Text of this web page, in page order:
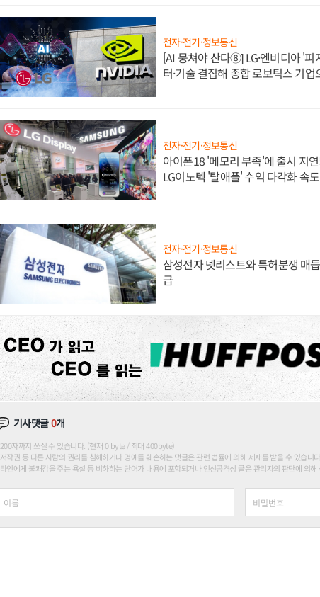
전자·전기·정보통신
[AI 뭉쳐야 산다⑧] LG·엔비디아 '피
터·기술 결집해 종합 로보틱스 기업
전자·전기·정보통신
아이폰18 '메모리 부족'에 출시 지
LG이노텍 '탈애플' 수익 다각화 속도
전자·전기·정보통신
삼성전자 넷리스트와 특허분쟁 매
급
기사댓글0개
200자까지 쓰실 수 있습니다. (현재 0 byte / 최대 400byte)
저작권 등 다른 사람의 권리를 침해하거나 명예를 훼손하는 댓글은 관련 법률에 의해 제재를 받을 수 있습니
타인에게 불쾌감을 주는 욕설 등 비하하는 단어가 내용에 포함되거나 인신공격성 글은 관리자의 판단에 의해